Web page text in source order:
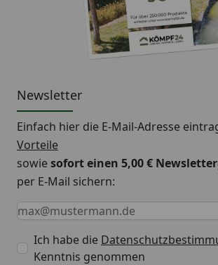
Newsletter
Einfach hier die E-Mail-Adresse
Vorteile
sowiesofort einen 5,00 €
per E-Mail sichern:
Keine Eingabe erforderlich
Eingabe erforderlich
E-Mail *
Ich habe die
Kenntnis genommen